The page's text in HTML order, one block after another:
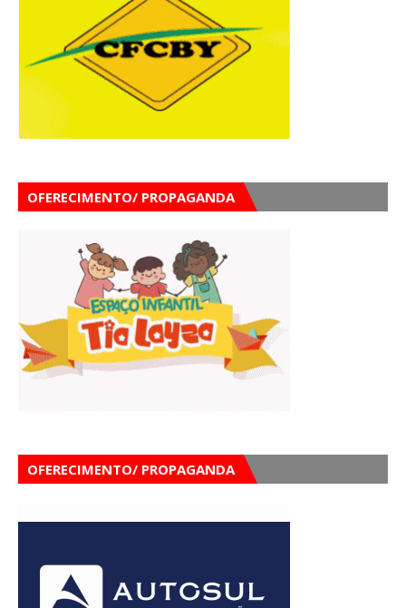
OFERECIMENTO/ PROPAGANDA
OFERECIMENTO/ PROPAGANDA